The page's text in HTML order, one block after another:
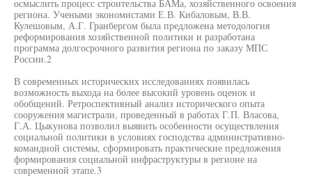
осмыслить процесс строительства БАМа, хозяйственного освоения
региона. Учеными экономистами Е.В. Кибаловым, В.В.
Кулешовым, А.Г. Гранбергом была предложена методология
реформирования хозяйственной политики и разработана
программа долгосрочного развития региона по заказу МПС
России.2
В современных исторических исследованиях появилась
возможность выхода на более высокий уровень оценок и
обобщений. Ретроспективный анализ исторического опыта
сооружения магистрали, проведенный в работах Г.П. Власова,
Г.А. Цыкунова позволил выявить особенности осуществления
социальной политики в условиях господства административно-
командной системы, сформировать практические предложения
формирования социальной инфраструктуры в регионе на
современной этапе.3